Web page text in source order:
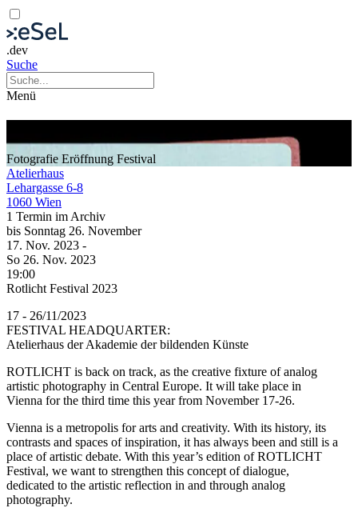
.dev
Suche
Menü
Fotografie Eröffnung Festival
Atelierhaus
Lehargasse 6-8
1060 Wien
1 Termin im Archiv
bis Sonntag 26. November
17. Nov. 2023 -
So 26. Nov. 2023
19:00
Rotlicht Festival 2023
17 - 26/11/2023
FESTIVAL HEADQUARTER:
Atelierhaus der Akademie der bildenden Künste
ROTLICHT is back on track, as the creative fixture of analog
artistic photography in Central Europe. It will take place in
Vienna for the third time this year from November 17-26.
Vienna is a metropolis for arts and creativity. With its history, its
contrasts and spaces of inspiration, it has always been and still is a
place of artistic debate. With this year’s edition of ROTLICHT
Festival, we want to strengthen this concept of dialogue,
dedicated to the artistic reflection in and through analog
photography.